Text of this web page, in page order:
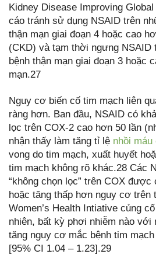
Kidney Disease Improving
cáo tránh sử dụng NSAID trên
thận mạn giai đoạn 4 hoặc cao
(CKD) và tạm thời ngưng NSAID
bệnh thận mạn giai đoạn 3 hoặc
mạn.27
Nguy cơ biến cố tim mạch liên
ràng hơn. Ban đầu, NSAID có
lọc trên COX-2 cao hơn 50 lần
nhận thấy làm tăng tỉ lệ nhồi
vong do tim mạch, xuất huyết
tim mạch không rõ khác.28 Các
“không chọn lọc” trên COX được
hoặc tăng thấp hơn nguy cơ trên
Women’s Health Intiative củng
nhiên, bất kỳ phơi nhiễm nào với
tăng nguy cơ mắc bệnh tim
[95% CI 1.04 – 1.23].29